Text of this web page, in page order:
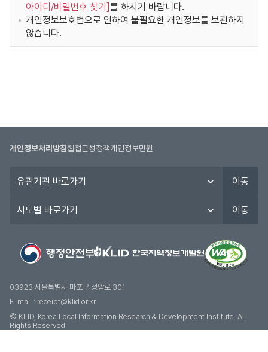
아이디/비밀번호 찾기 ]를 하시기 바랍니다.
개인정보보호법으로 인하여 불필요한 개인정보를 보관하지
않습니다.
개인정보처리방침웹접근성정책개인정보민원
관
이동
도
기
이동
03923 서울특별시 마포구 성암로 301
E-mail : receipt@klid.or.kr
© KLID, Korea Local Information Research & Development Institute. AII
Rights Reserved.